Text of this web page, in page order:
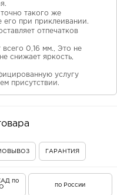
такого же
его при приклеивании.
отпечатков
всего 0,16 мм., Это не
снижает яркость,
услугу
присутствии.
ГАРАНТИЯ
по
по России